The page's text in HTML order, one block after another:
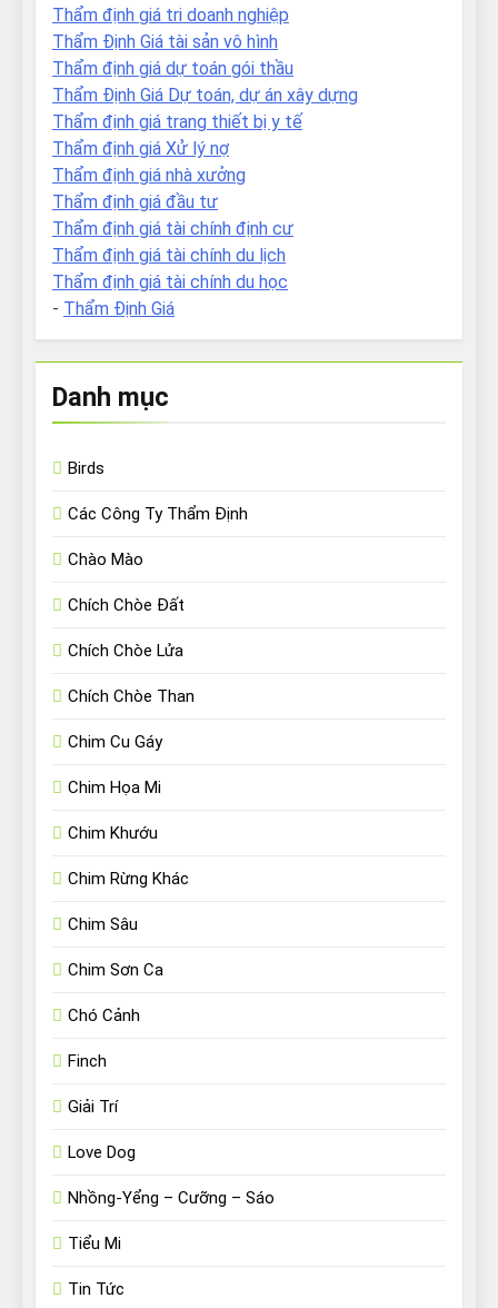
Thẩm định giá tri doanh nghiệp
Thẩm Định Giá tài sản vô hình
Thẩm định giá dự toán gói thầu
Thẩm Định Giá Dự toán, dự án xây dựng
Thẩm định giá trang thiết bị y tế
Thẩm định giá Xử lý nợ
Thẩm định giá nhà xưởng
Thẩm định giá đầu tư
Thẩm định giá tài chính định cư
Thẩm định giá tài chính du lịch
Thẩm định giá tài chính du học
- Thẩm Định Giá
Danh mục
Birds
Các Công Ty Thẩm Định
Chào Mào
Chích Chòe Đất
Chích Chòe Lửa
Chích Chòe Than
Chim Cu Gáy
Chim Họa Mi
Chim Khướu
Chim Rừng Khác
Chim Sâu
Chim Sơn Ca
Chó Cảnh
Finch
Giải Trí
Love Dog
Nhồng-Yểng – Cưỡng – Sáo
Tiểu Mi
Tin Tức